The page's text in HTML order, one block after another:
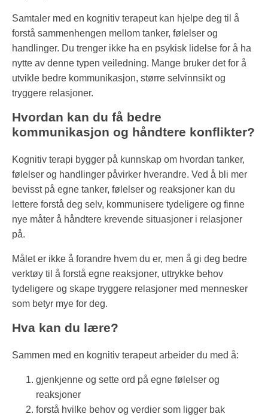
Samtaler med en kognitiv terapeut kan hjelpe deg til å
forstå sammenhengen mellom tanker, følelser og
handlinger. Du trenger ikke ha en psykisk lidelse for å ha
nytte av denne typen veiledning. Mange bruker det for å
utvikle bedre kommunikasjon, større selvinnsikt og
tryggere relasjoner.
Hvordan kan du få bedre
kommunikasjon og håndtere konflikter?
Kognitiv terapi bygger på kunnskap om hvordan tanker,
følelser og handlinger påvirker hverandre. Ved å bli mer
bevisst på egne tanker, følelser og reaksjoner kan du
lettere forstå deg selv, kommunisere tydeligere og finne
nye måter å håndtere krevende situasjoner i relasjoner
på.
Målet er ikke å forandre hvem du er, men å gi deg bedre
verktøy til å forstå egne reaksjoner, uttrykke behov
tydeligere og skape tryggere relasjoner med mennesker
som betyr mye for deg.
Hva kan du lære?
Sammen med en kognitiv terapeut arbeider du med å:
gjenkjenne og sette ord på egne følelser og
reaksjoner
forstå hvilke behov og verdier som ligger bak